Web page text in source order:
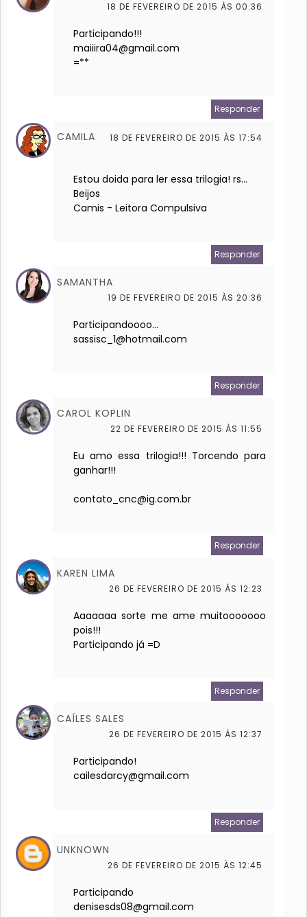
18 DE FEVEREIRO DE 2015 ÀS 00:36
Participando!!!
maiiira04@gmail.com
=**
Responder
CAMILA 18 DE FEVEREIRO DE 2015 ÀS 17:54
Estou doida para ler essa trilogia! rs...
Beijos
Camis - Leitora Compulsiva
Responder
SAMANTHA
19 DE FEVEREIRO DE 2015 ÀS 20:36
Participandoooo...
sassisc_1@hotmail.com
Responder
CAROL KOPLIN
22 DE FEVEREIRO DE 2015 ÀS 11:55
Eu amo essa trilogia!!! Torcendo para
ganhar!!!
contato_cnc@ig.com.br
Responder
KAREN LIMA
26 DE FEVEREIRO DE 2015 ÀS 12:23
Aaaaaaa sorte me ame muitooooooo
pois!!!
Participando já =D
Responder
CAÍLES SALES
26 DE FEVEREIRO DE 2015 ÀS 12:37
Participando!
cailesdarcy@gmail.com
Responder
UNKNOWN
26 DE FEVEREIRO DE 2015 ÀS 12:45
Participando
denisesds08@gmail.com